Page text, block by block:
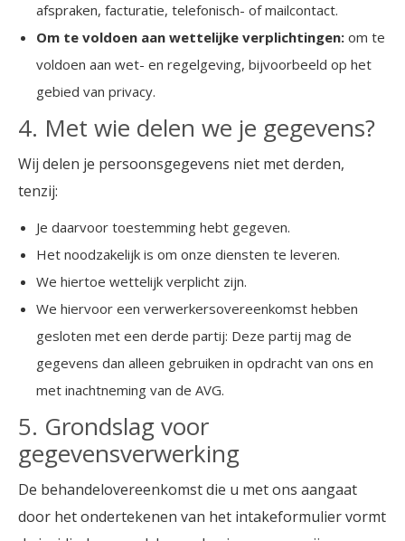
afspraken, facturatie, telefonisch- of mailcontact.
Om te voldoen aan wettelijke verplichtingen: om te
voldoen aan wet- en regelgeving, bijvoorbeeld op het
gebied van privacy.
4. Met wie delen we je gegevens?
Wij delen je persoonsgegevens niet met derden,
tenzij:
Je daarvoor toestemming hebt gegeven.
Het noodzakelijk is om onze diensten te leveren.
We hiertoe wettelijk verplicht zijn.
We hiervoor een verwerkersovereenkomst hebben
gesloten met een derde partij: Deze partij mag de
gegevens dan alleen gebruiken in opdracht van ons en
met inachtneming van de AVG.
5. Grondslag voor
gegevensverwerking
De behandelovereenkomst die u met ons aangaat
door het ondertekenen van het intakeformulier vormt